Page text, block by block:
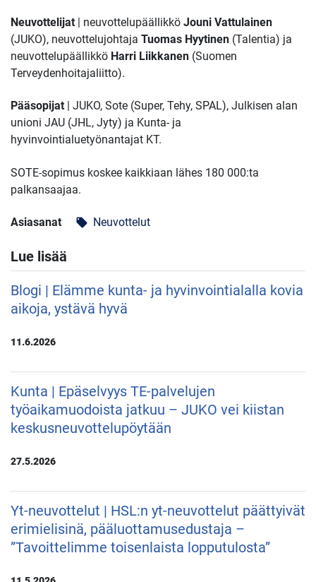
Neuvottelijat | neuvottelupäällikkö Jouni Vattulainen
(JUKO), neuvottelujohtaja Tuomas Hyytinen (Talentia) ja
neuvottelupäällikkö Harri Liikkanen (Suomen
Terveydenhoitajaliitto).
Pääsopijat | JUKO, Sote (Super, Tehy, SPAL), Julkisen alan
unioni JAU (JHL, Jyty) ja Kunta- ja
hyvinvointialuetyönantajat KT.
SOTE-sopimus koskee kaikkiaan lähes 180 000:ta
palkansaajaa.
Asiasanat local_offer Neuvottelut
Lue lisää
Blogi | Elämme kunta- ja hyvinvointialalla kovia
aikoja, ystävä hyvä
11.6.2026
Kunta | Epäselvyys TE-palvelujen
työaikamuodoista jatkuu – JUKO vei kiistan
keskusneuvottelupöytään
27.5.2026
Yt-neuvottelut | HSL:n yt-neuvottelut päättyivät
erimielisinä, pääluottamusedustaja –
”Tavoittelimme toisenlaista lopputulosta”